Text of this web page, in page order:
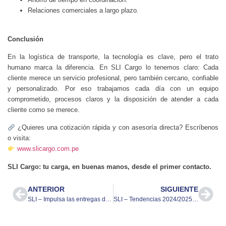
Relaciones comerciales a largo plazo.
Conclusión
En la logística de transporte, la tecnología es clave, pero el trato
humano marca la diferencia. En SLI Cargo lo tenemos claro: Cada
cliente merece un servicio profesional, pero también cercano, confiable
y personalizado. Por eso trabajamos cada día con un equipo
comprometido, procesos claros y la disposición de atender a cada
cliente como se merece.
¿Quieres una cotización rápida y con asesoría directa? Escríbenos
o visita:
www.slicargo.com.pe
SLI Cargo: tu carga, en buenas manos, desde el primer contacto.
ANTERIOR
SLI – Impulsa las entregas de última milla para Samsung
SIGUIENTE
SLI – Tendencias 2024/2025: ¿Qué está cambiando en el transporte terrestre?